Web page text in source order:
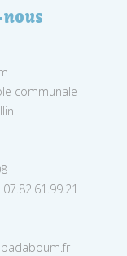
communale